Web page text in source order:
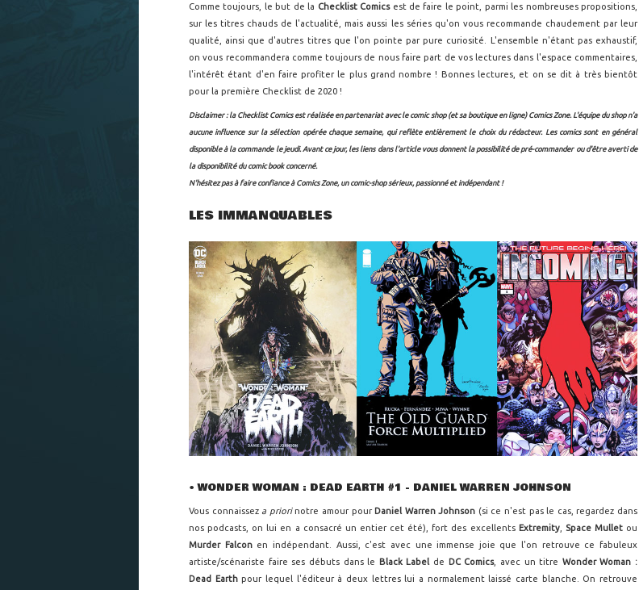
Comme toujours, le but de la Checklist Comics est de faire le point, parmi les nombreuses propositions,
sur les titres chauds de l'actualité, mais aussi les séries qu'on vous recommande chaudement par leur
qualité, ainsi que d'autres titres que l'on pointe par pure curiosité. L'ensemble n'étant pas exhaustif,
on vous recommandera comme toujours de nous faire part de vos lectures dans l'espace commentaires,
l'intérêt étant d'en faire profiter le plus grand nombre ! Bonnes lectures, et on se dit à très bientôt
pour la première Checklist de 2020 !
Disclaimer : la Checklist Comics est réalisée en partenariat avec le comic shop (et sa boutique en ligne)Comics Zone. L'équipe du shop n'a
aucune influence sur la sélection opérée chaque semaine, qui reflète entièrement le choix du rédacteur. Les comics sont en général
disponible à la commande le jeudi. Avant ce jour, les liens dans l'article vous donnent la possibilité de pré-commander ou d'être averti de
la disponibilité du comic book concerné.
N'hésitez pas à faire confiance à Comics Zone, un comic-shop sérieux, passionné et indépendant !
LES IMMANQUABLES
• WONDER WOMAN : DEAD EARTH #1 - DANIEL WARREN JOHNSON
Vous connaissez a priorinotre amour pour Daniel Warren Johnson (si ce n'est pas le cas, regardez dans
nos podcasts, on lui en a consacré un entier cet été), fort des excellents Extremity, Space Mullet ou
Murder Falcon en indépendant. Aussi, c'est avec une immense joie que l'on retrouve ce fabuleux
artiste/scénariste faire ses débuts dans le
Black Label de DC Comics, avec un titre Wonder Woman :
Dead Earthpour lequel l'éditeur à deux lettres lui a normalement laissé carte blanche. On retrouve